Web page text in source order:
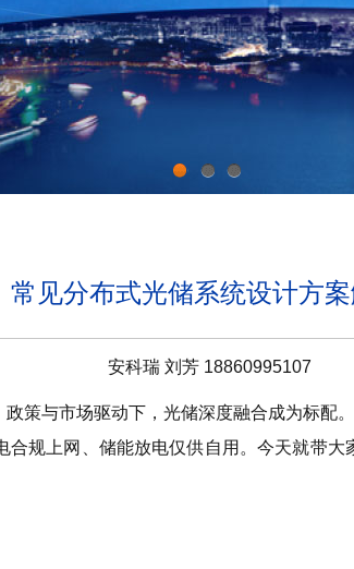
常见分布式光储系统设计方
安科瑞 刘芳 18860995107
策与市场驱动下，光储深度融合成为标配
规上网、储能放电仅供自用。今天就带